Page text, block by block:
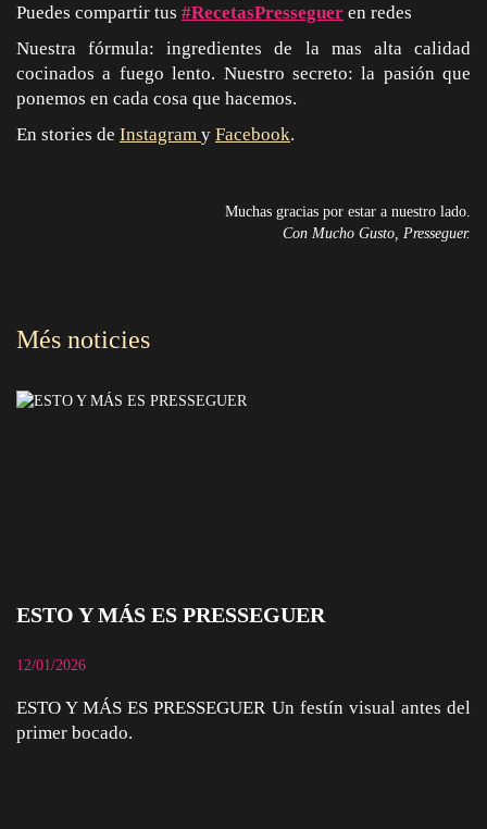
Puedes compartir tus #RecetasPresseguer en redes
Nuestra fórmula: ingredientes de la mas alta calidad
cocinados a fuego lento. Nuestro secreto: la pasión que
ponemos en cada cosa que hacemos.
En stories de Instagram y Facebook.
Muchas gracias por estar a nuestro lado.
Con Mucho Gusto, Presseguer.
ESTO Y MÁS ES PRESSEGUER
12/01/2026
ESTO Y MÁS ES PRESSEGUER Un festín visual antes del
primer bocado.